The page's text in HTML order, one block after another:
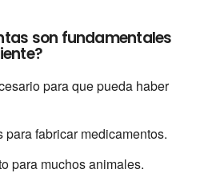
son fundamentales
para que pueda haber
fabricar medicamentos.
para muchos animales.